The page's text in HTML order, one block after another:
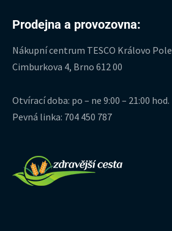
Prodejna a provozovna:
Nákupní centrum TESCO Královo Pole
Cimburkova 4, Brno 612 00
Otvírací doba: po – ne 9:00 – 21:00 hod.
Pevná linka: 704 450 787